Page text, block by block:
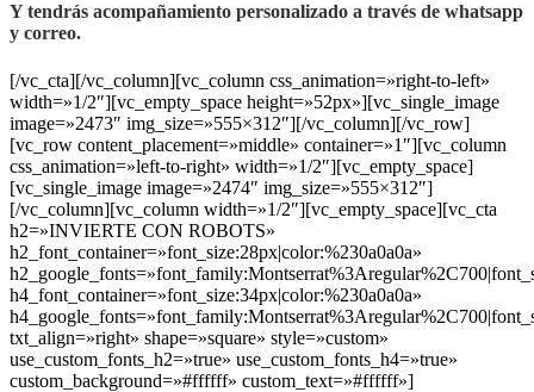
Y tendrás acompañamiento personalizado a través de whatsapp
y correo.
[/vc_cta][/vc_column][vc_column css_animation=»right-to-left»
width=»1/2″][vc_empty_space height=»52px»][vc_single_image
image=»2473″ img_size=»555×312″][/vc_column][/vc_row]
[vc_row content_placement=»middle» container=»1″][vc_column
css_animation=»left-to-right» width=»1/2″][vc_empty_space]
[vc_single_image image=»2474″ img_size=»555×312″]
[/vc_column][vc_column width=»1/2″][vc_empty_space][vc_cta
h2=»INVIERTE CON ROBOTS»
h2_font_container=»font_size:28px|color:%230a0a0a»
h4_font_container=»font_size:34px|color:%230a0a0a»
txt_align=»right» shape=»square» style=»custom»
use_custom_fonts_h2=»true» use_custom_fonts_h4=»true»
custom_background=»#ffffff» custom_text=»#ffffff»]